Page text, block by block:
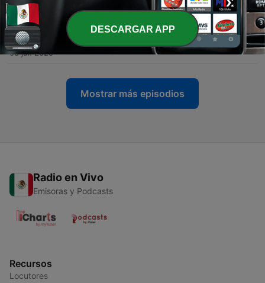
22 mar. 2025
28 - T2 EP#19 Mario Castelnuovo-Tedesco: Los
Caprichos de Goya por Zoran Dukic
03 jul. 2025
Mostrar más episodios
Radio en Vivo
Emisoras y Podcasts
Recursos
Locutores
DESCARGAR APP